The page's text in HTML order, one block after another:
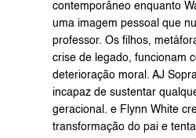
contemporâneo enquanto
uma imagem pessoal que
professor. Os filhos,
crise de legado, funcionam
deterioração moral. AJ
incapaz de sustentar
geracional. e Flynn White
transformação do pai e